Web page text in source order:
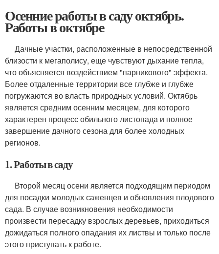
Осенние работы в саду октябрь.
Работы в октябре
Дачные участки, расположенные в непосредственной
близости к мегаполису, еще чувствуют дыхание тепла,
что объясняется воздействием "парникового" эффекта.
Более отдаленные территории все глубже и глубже
погружаются во власть природных условий. Октябрь
является средним осенним месяцем, для которого
характерен процесс обильного листопада и полное
завершение дачного сезона для более холодных
регионов.
1. Работы в саду
Второй месяц осени является подходящим периодом
для посадки молодых саженцев и обновления плодового
сада. В случае возникновения необходимости
произвести пересадку взрослых деревьев, приходиться
дожидаться полного опадания их листвы и только после
этого приступать к работе.